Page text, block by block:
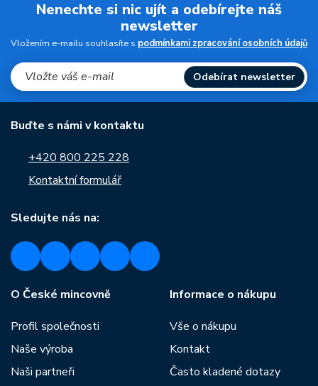
Nenechte si nic ujít a odebírejte náš
newsletter
Vložením e-mailu souhlasíte s podmínkami zpracování osobních údajů
Odebírat newsletter
Buďte s námi v kontaktu
+420 800 225 228
Kontaktní formulář
Sledujte nás na:
O České mincovně
Profil společnosti
Naše výroba
Naši partneři
Informace o nákupu
Vše o nákupu
Kontakt
Často kladené dotazy